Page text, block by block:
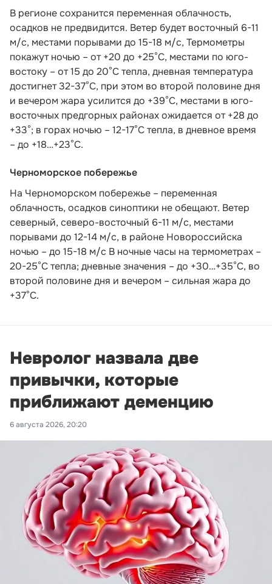
В регионе сохранится переменная облачность,
осадков не предвидится. Ветер будет восточный 6-11
м/с, местами порывами до 15-18 м/с, Термометры
покажут ночью – от +20 до +25°С, местами по юго-
востоку – от 15 до 20°С тепла, дневная температура
достигнет 32-37°С, при этом во второй половине дня
и вечером жара усилится до +39°С, местами в юго-
восточных предгорных районах ожидается от +28 до
+33°; в горах ночью – 12-17°С тепла, в дневное время
– до +18…+23°С.
Черноморское побережье
На Черноморском побережье – переменная
облачность, осадков синоптики не обещают. Ветер
северный, северо-восточный 6-11 м/с, местами
порывами до 12-14 м/с, в районе Новороссийска
ночью – до 15-18 м/с В ночные часы на термометрах –
20-25°С тепла; дневные значения – до +30…+35°С, во
второй половине дня и вечером – сильная жара до
+37°С.
Невролог назвала две
привычки, которые
приближают деменцию
6 августа 2026, 20:20